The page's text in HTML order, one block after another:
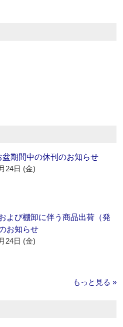
盆期間中の休刊のお知らせ
24日 (金)
よび棚卸に伴う商品出荷（発
お知らせ
24日 (金)
もっと見る »